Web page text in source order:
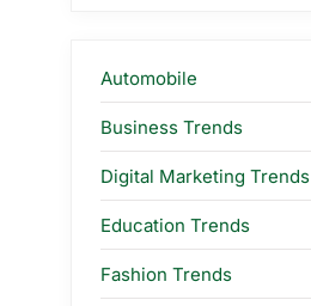
Automobile
Business Trends
Digital Marketing Trends
Education Trends
Fashion Trends